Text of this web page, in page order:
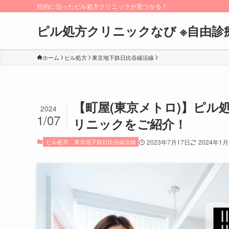
目的に沿ったピル処方クリニックが見つかる！
ピル処方クリニックなび ※自由診
ホーム ピル処方 東京地下鉄日比谷線沿線
【町屋(東京メトロ)】ピ
リニックをご紹介！
2024
1/07
ピル処方 東京地下鉄日比谷線沿線 2023年7月17日 2024年1